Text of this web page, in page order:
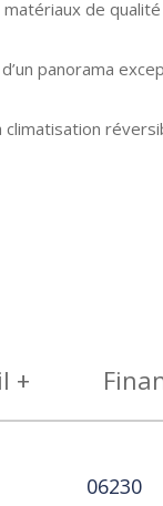
de
panorama
+
06230